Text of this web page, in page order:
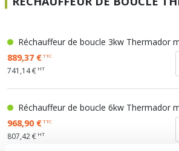
RACCORD PE (POLYÉTHYLÈNE)
RACCORD INOX
TUBE LAITON ET ECROU
TUYAU SOUPLE
KIT FIXATION MURAL
COLLECTEUR NOURRICE
VANNE D'ARRET
ROBINET
Soupape différentielle
Vanne de Température
Vanne de zone
Vanne équilibrage
Vanne mélangeuse
SOLAIRE
CHAUDIÈRE
TUBAGE CHEMINÉE CHAUDIÈRE
EQUIPEMENT INDUSTRIEL
COLLIER ET FIXATION
CONNEXION
CÂBLE
GAINE
ECLAIRAGE
ECLAIRAGE PORTATIF
LAMPE ET TORCHE
TRAPPE CHATIÈRE ET HUBLOT
PLOMBERIE PER
Réchauffeur de boucle 3kw Thermador
889,37 €TTC
741,14 € HT
Réchauffeur de boucle 6kw Thermador
968,90 €TTC
807,42 € HT